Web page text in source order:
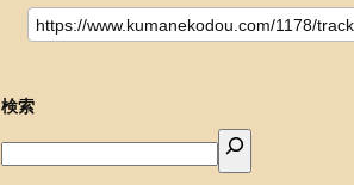
検索